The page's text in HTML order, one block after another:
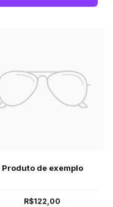
Produto de exemplo
R$122,00